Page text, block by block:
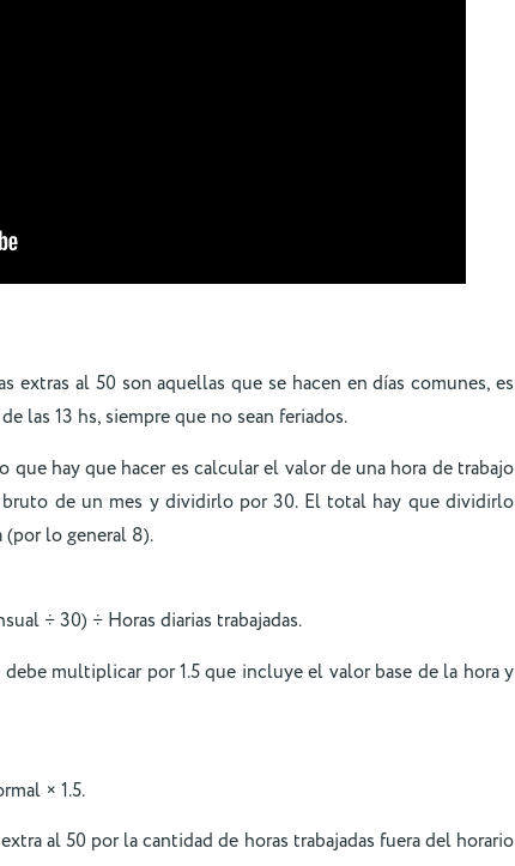
extras al 50 son aquellas que se hacen en días comunes, es
las 13 hs, siempre que no sean feriados.
que hay que hacer es calcular el valor de una hora de trabajo
de un mes y dividirlo por 30. El total hay que dividirlo
(por lo general 8).
÷ 30) ÷ Horas diarias trabajadas.
multiplicar por 1.5 que incluye el valor base de la hora y
× 1.5.
al 50 por la cantidad de horas trabajadas fuera del horario